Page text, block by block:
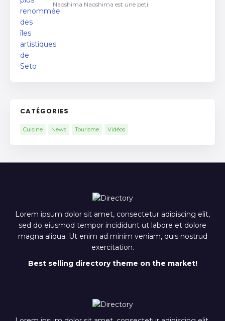
Naoshima Naoshima est une peti
CATÉGORIES
Cuisine News Tourisme Vidéos
Lorem ipsum dolor sit amet, consectetur adipiscing elit,
sed do eiusmod tempor incididunt ut labore et dolore
magna aliqua. Ut enim ad minim veniam, quis nostrud
exercitation.
Best selling directory theme on the market!